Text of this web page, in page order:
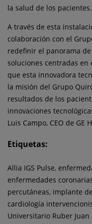
la salud de los pacientes.
A través de esta
colaboración con el
redefinir el panorama
soluciones centradas en
que esta innovadora
la misión del Grupo
resultados de los
innovaciones
Luis Campo, CEO de
Etiquetas:
Allia IGS Pulse,
enfermedades
percutáneas, implante
cardiología
Universitario Ruber Juan